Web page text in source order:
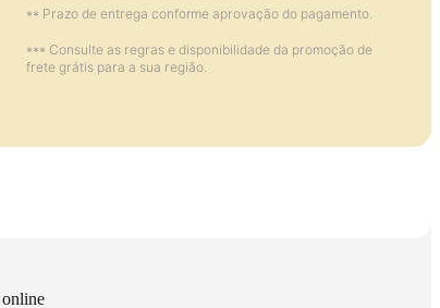
** Prazo de entrega conforme aprovação do pagamento.
*** Consulte as regras e disponibilidade da promoção de
frete grátis para a sua região.